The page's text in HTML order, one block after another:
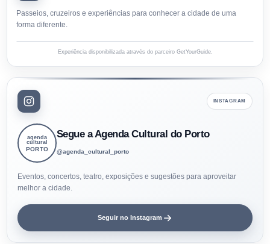
Passeios, cruzeiros e experiências para conhecer a cidade de uma
forma diferente.
Experiência disponibilizada através do parceiro GetYourGuide.
INSTAGRAM
agenda
cultural
PORTO
Segue a Agenda Cultural do Porto
@agenda_cultural_porto
Eventos, concertos, teatro, exposições e sugestões para aproveitar
melhor a cidade.
Seguir no Instagram